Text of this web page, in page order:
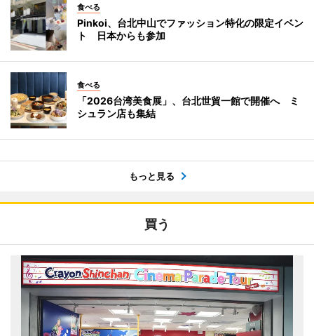
食べる
Pinkoi、台北中山でファッション特化の限定イベン
ト 日本からも参加
食べる
「2026台湾美食展」、台北世貿一館で開催へ ミ
シュラン店も集結
もっと見る
買う